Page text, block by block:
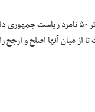
وی افزود: طبق قانون اساسی تشخیص احراز یا رد صلاحیت
میان آنها اصلح و ارجح